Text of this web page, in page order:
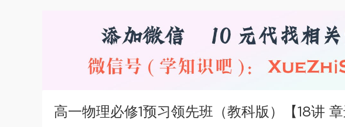
高一物理必修1预习领先班（教科版）【18讲 章